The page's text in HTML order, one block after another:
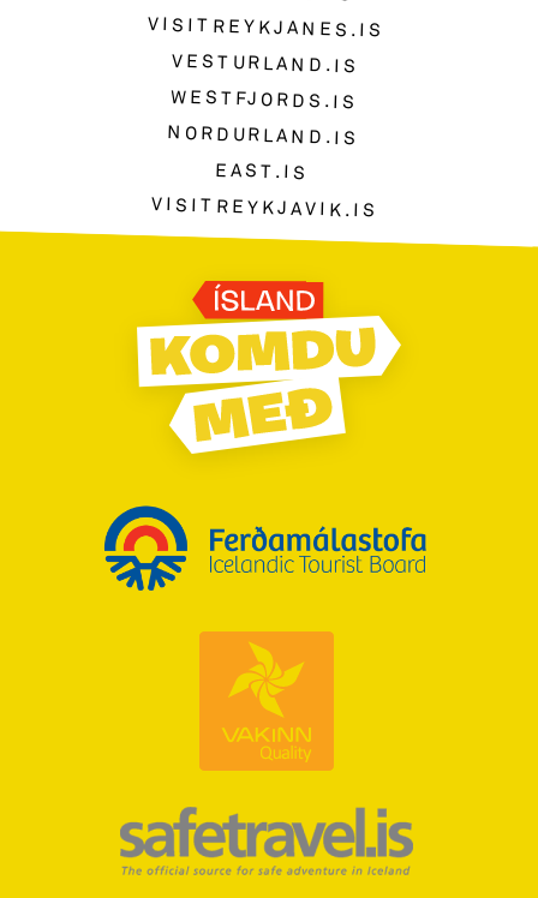
VISITREYKJANES.IS
VESTURLAND.IS
WESTFJORDS.IS
NORDURLAND.IS
EAST.IS
VISITREYKJAVIK.IS